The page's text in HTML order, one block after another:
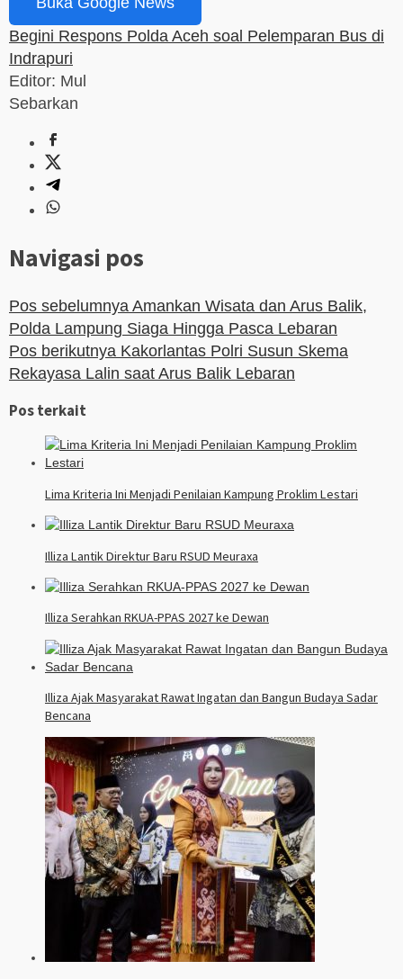
Begini Respons Polda Aceh soal Pelemparan Bus di
Indrapuri
Editor: Mul
Sebarkan
Navigasi pos
Pos sebelumnya Amankan Wisata dan Arus Balik,
Polda Lampung Siaga Hingga Pasca Lebaran
Pos berikutnya Kakorlantas Polri Susun Skema
Rekayasa Lalin saat Arus Balik Lebaran
Pos terkait
Lima Kriteria Ini Menjadi Penilaian Kampung Proklim Lestari
Illiza Lantik Direktur Baru RSUD Meuraxa
Illiza Serahkan RKUA-PPAS 2027 ke Dewan
Illiza Ajak Masyarakat Rawat Ingatan dan Bangun Budaya Sadar
Bencana